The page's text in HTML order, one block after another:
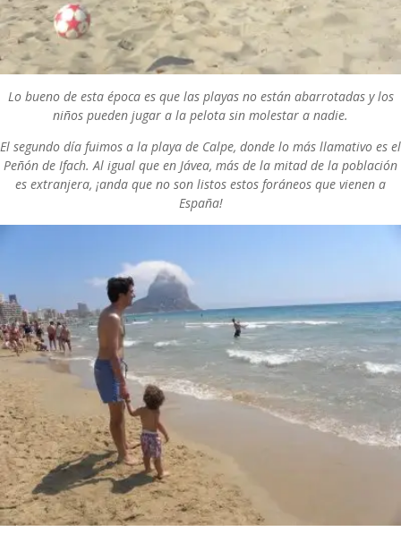
Lo bueno de esta época es que las playas no están abarrotadas y los
niños pueden jugar a la pelota sin molestar a nadie.
El segundo día fuimos a la playa de Calpe, donde lo más llamativo es el
Peñón de Ifach. Al igual que en Jávea, más de la mitad de la población
es extranjera, ¡anda que no son listos estos foráneos que vienen a
España!